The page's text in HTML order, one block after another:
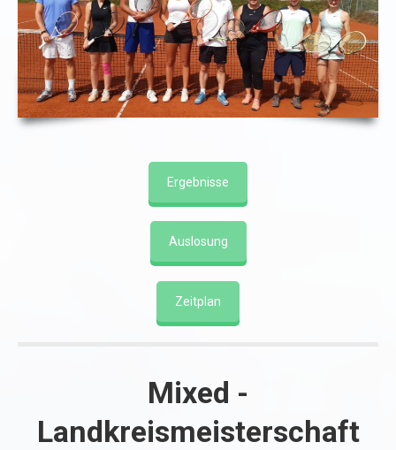
Ergebnisse
Auslosung
Zeitplan
Mixed -
Landkreismeisterschaft